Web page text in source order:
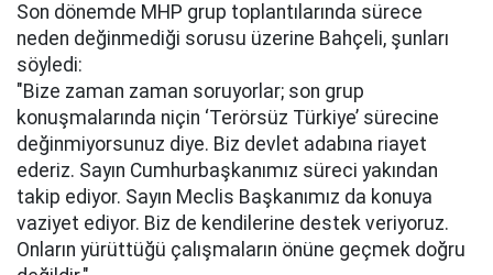
Son dönemde MHP grup toplantılarında sürece
neden değinmediği sorusu üzerine Bahçeli, şunları
söyledi:
"Bize zaman zaman soruyorlar; son grup
konuşmalarında niçin ‘Terörsüz Türkiye’ sürecine
değinmiyorsunuz diye. Biz devlet adabına riayet
ederiz. Sayın Cumhurbaşkanımız süreci yakından
takip ediyor. Sayın Meclis Başkanımız da konuya
vaziyet ediyor. Biz de kendilerine destek veriyoruz.
Onların yürüttüğü çalışmaların önüne geçmek doğru